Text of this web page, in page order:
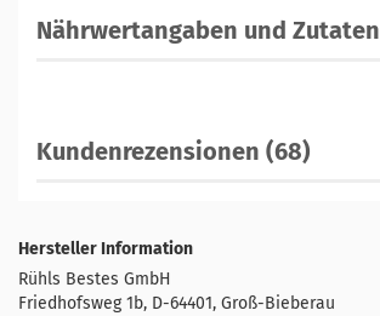
Nährwertangaben und Zutaten
Kundenrezensionen (68)
Hersteller Information
Rühls Bestes GmbH
Friedhofsweg 1b, D-64401, Groß-Bieberau